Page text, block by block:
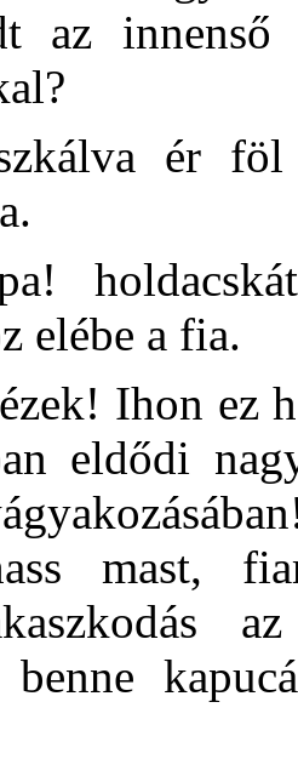
az
ér
elébe a fia.
Ihon ez
eldődi
mast,
benne